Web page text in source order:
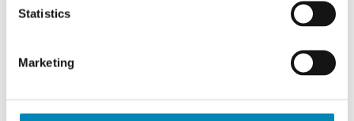
Statistics
Marketing